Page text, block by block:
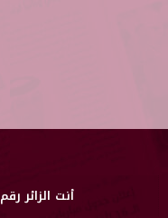
أنت الزائر رقم